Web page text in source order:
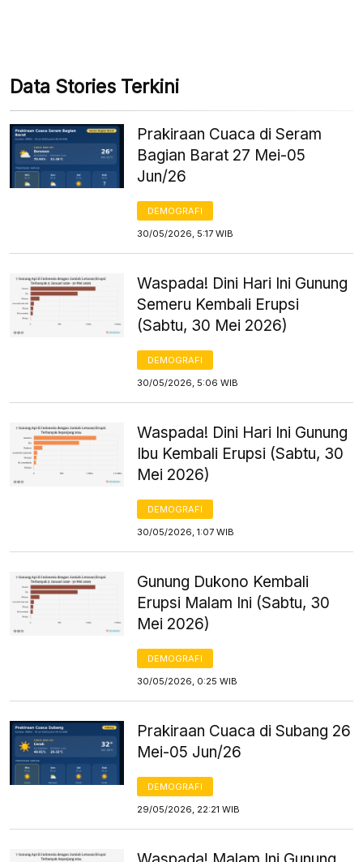
Data Stories Terkini
Prakiraan Cuaca di Seram
Bagian Barat 27 Mei-05
Jun/26
DEMOGRAFI
30/05/2026, 5:17 WIB
Waspada! Dini Hari Ini Gunung
Semeru Kembali Erupsi
(Sabtu, 30 Mei 2026)
DEMOGRAFI
30/05/2026, 5:06 WIB
Waspada! Dini Hari Ini Gunung
Ibu Kembali Erupsi (Sabtu, 30
Mei 2026)
DEMOGRAFI
30/05/2026, 1:07 WIB
Gunung Dukono Kembali
Erupsi Malam Ini (Sabtu, 30
Mei 2026)
DEMOGRAFI
30/05/2026, 0:25 WIB
Prakiraan Cuaca di Subang 26
Mei-05 Jun/26
DEMOGRAFI
29/05/2026, 22:21 WIB